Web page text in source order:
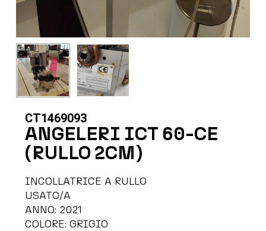
CT1469093
ANGELERI ICT 60-CE
(RULLO 2CM)
INCOLLATRICE A RULLO
USATO/A
ANNO: 2021
COLORE: GRIGIO